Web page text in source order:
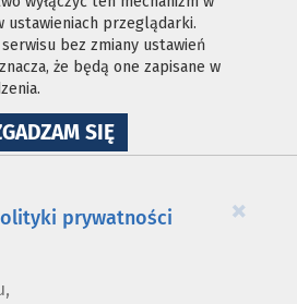
ustawieniach przeglądarki.
bez zmiany ustawień
że będą one zapisane w
SIĘNA
WYKORZYSTANIE
×
prywatności